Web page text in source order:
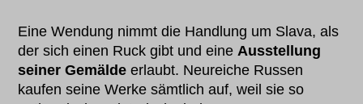
Eine Wendung nimmt die Handlung um Slava, als
der sich einen Ruck gibt und eineAusstellung
seiner Gemälde erlaubt. Neureiche Russen
kaufen seine Werke sämtlich auf, weil sie so